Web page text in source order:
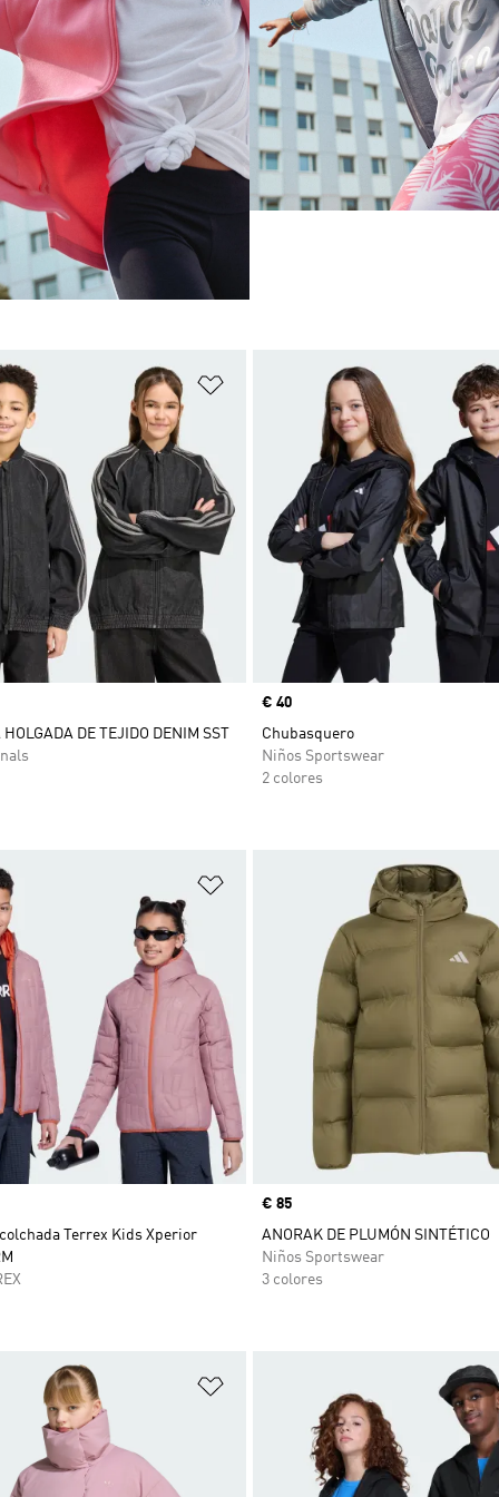
de deseos Añadir a la lista de deseos
DE TEJIDO DENIM SST
Precio
€ 40
Chubasquero
Niños Sportswear
2 colores
de deseos Añadir a la lista de deseos
Terrex Kids Xperior
Precio
€ 85
ANORAK DE PLUMÓN SINTÉTICO
Niños Sportswear
3 colores
de deseos